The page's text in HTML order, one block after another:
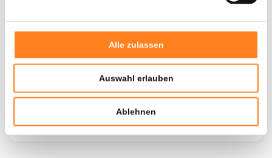
Alle zulassen
Auswahl erlauben
Ablehnen
opgehaald, probeer het later opnieuw.